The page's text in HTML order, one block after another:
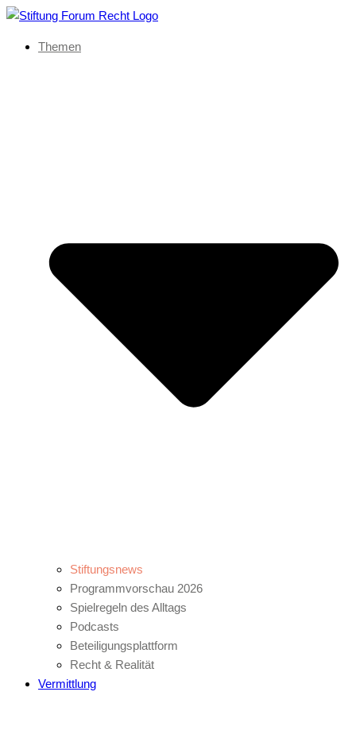
Themen
Stiftungsnews
Programmvorschau 2026
Spielregeln des Alltags
Podcasts
Beteiligungsplattform
Recht & Realität
Vermittlung